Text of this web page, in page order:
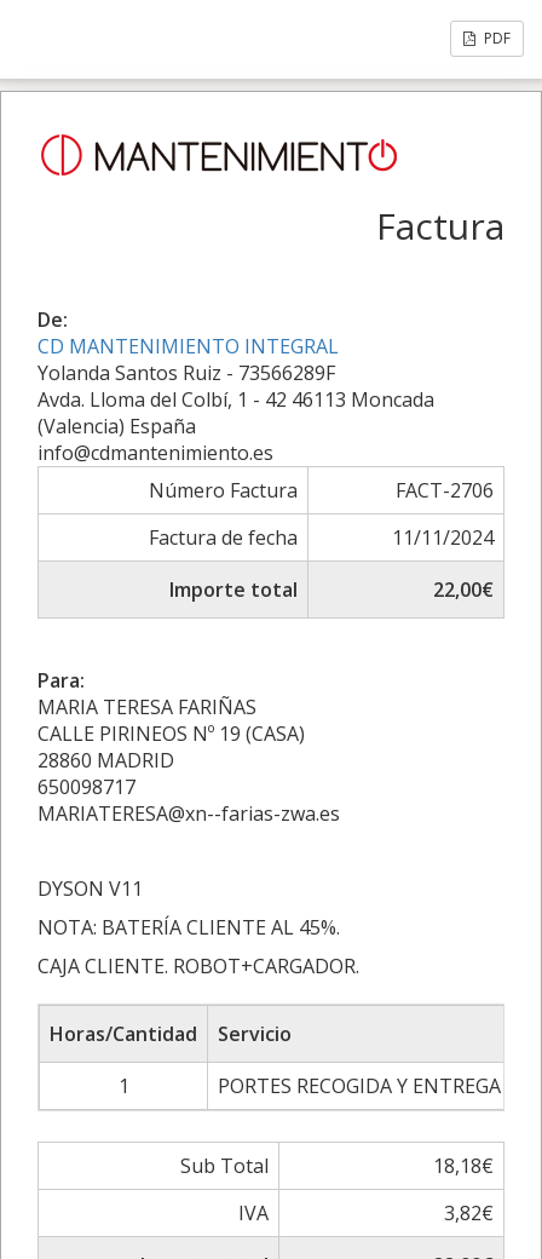
PDF
Factura
De:
CD MANTENIMIENTO INTEGRAL
Yolanda Santos Ruiz - 73566289F
Avda. Lloma del Colbí, 1 - 42 46113 Moncada
(Valencia) España
info@cdmantenimiento.es
Número Factura
FACT-2706
Factura de fecha
11/11/2024
Importe total
22,00€
Para:
MARIA TERESA FARIÑAS
CALLE PIRINEOS Nº 19 (CASA)
28860 MADRID
650098717
MARIATERESA@xn--farias-zwa.es
DYSON V11
NOTA: BATERÍA CLIENTE AL 45%.
CAJA CLIENTE. ROBOT+CARGADOR.
Horas/Cantidad Servicio
1
PORTES RECOGIDA Y ENTREGA
Sub Total
18,18€
IVA
3,82€